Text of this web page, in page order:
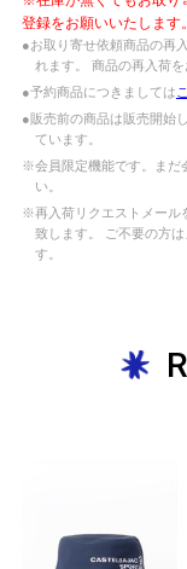
登録をお願いいたします。
●お取り寄せ依頼商品の再
れます。 商品の再入荷
●予約商品につきましては
●販売前の商品は販売開始
ています。
※会員限定機能です。まだ
い。
※再入荷リクエストメール
致します。 ご不要の方
す。